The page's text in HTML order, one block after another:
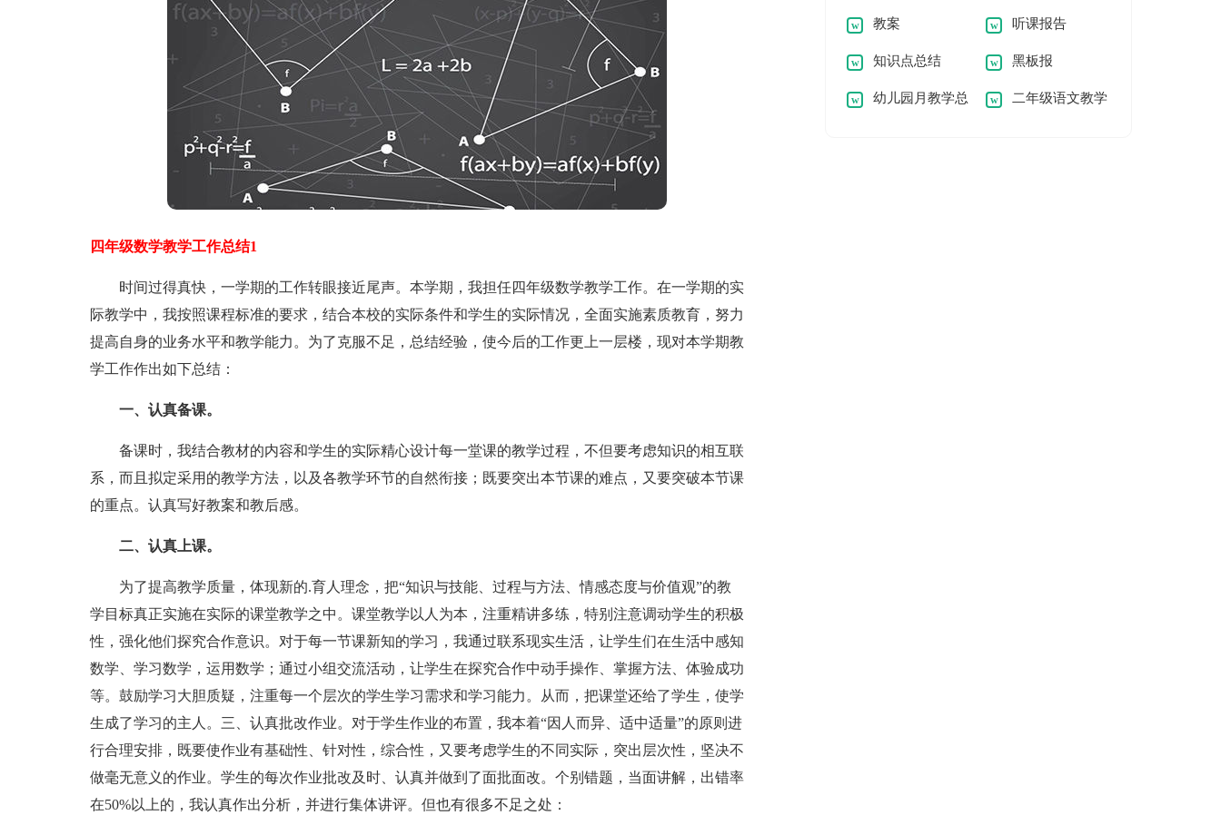
四年级数学教学工作总结1
时间过得真快，一学期的工作转眼接近尾声。本学期，我担任四年级数学教学工作。在一学期的实
际教学中，我按照课程标准的要求，结合本校的实际条件和学生的实际情况，全面实施素质教育，努力
提高自身的业务水平和教学能力。为了克服不足，总结经验，使今后的工作更上一层楼，现对本学期教
学工作作出如下总结：
一、认真备课。
备课时，我结合教材的内容和学生的实际精心设计每一堂课的教学过程，不但要考虑知识的相互联
系，而且拟定采用的教学方法，以及各教学环节的自然衔接；既要突出本节课的难点，又要突破本节课
的重点。认真写好教案和教后感。
二、认真上课。
为了提高教学质量，体现新的.育人理念，把“知识与技能、过程与方法、情感态度与价值观”的教
学目标真正实施在实际的课堂教学之中。课堂教学以人为本，注重精讲多练，特别注意调动学生的积极
性，强化他们探究合作意识。对于每一节课新知的学习，我通过联系现实生活，让学生们在生活中感知
数学、学习数学，运用数学；通过小组交流活动，让学生在探究合作中动手操作、掌握方法、体验成功
等。鼓励学习大胆质疑，注重每一个层次的学生学习需求和学习能力。从而，把课堂还给了学生，使学
生成了学习的主人。三、认真批改作业。对于学生作业的布置，我本着“因人而异、适中适量”的原则进
行合理安排，既要使作业有基础性、针对性，综合性，又要考虑学生的不同实际，突出层次性，坚决不
做毫无意义的作业。学生的每次作业批改及时、认真并做到了面批面改。个别错题，当面讲解，出错率
在50%以上的，我认真作出分析，并进行集体讲评。但也有很多不足之处：
教案 听课报告
知识点总结 黑板报
幼儿园月教学总 二年级语文教学